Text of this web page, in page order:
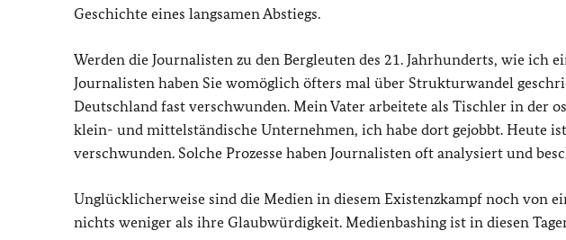
Geschichte eines langsamen Abstiegs.
Werden die Journalisten zu den Bergleuten des 21. Jahrhunderts, wie ich
Journalisten haben Sie womöglich öfters mal über Strukturwandel
Deutschland fast verschwunden. Mein Vater arbeitete als Tischler in der
klein- und mittelständische Unternehmen, ich habe dort gejobbt. Heute
verschwunden. Solche Prozesse haben Journalisten oft analysiert und
Unglücklicherweise sind die Medien in diesem Existenzkampf noch von
nichts weniger als ihre Glaubwürdigkeit. Medienbashing ist in diesen